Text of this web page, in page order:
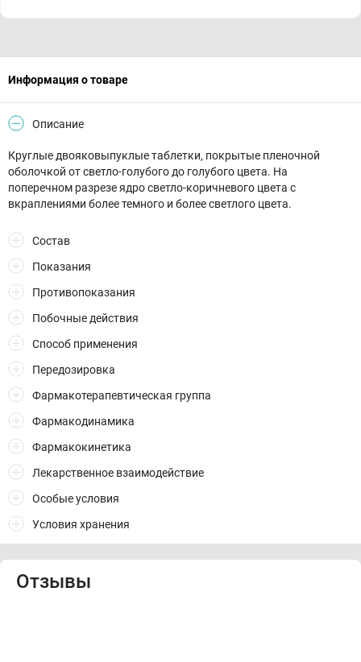
Информация о товаре
Описание
Круглые двояковыпуклые таблетки, покрытые пленочной
оболочкой от светло-голубого до голубого цвета. На
поперечном разрезе ядро светло-коричневого цвета с
вкраплениями более темного и более светлого цвета.
Состав
Показания
Противопоказания
Побочные действия
Способ применения
Передозировка
Фармакотерапевтическая группа
Фармакодинамика
Фармакокинетика
Лекарственное взаимодействие
Особые условия
Условия хранения
Отзывы